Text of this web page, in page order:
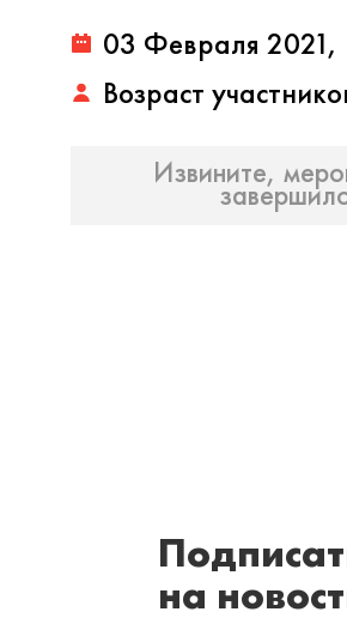
03 Февраля 2021,
Возраст
Извините,
на